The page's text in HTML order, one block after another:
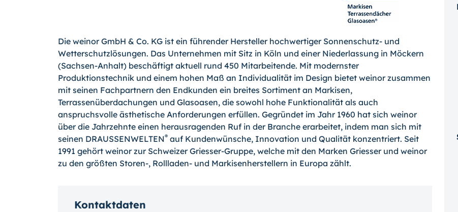
Die weinor GmbH & Co. KG ist ein führender Hersteller hochwertiger Sonnenschutz- und
Wetterschutzlösungen. Das Unternehmen mit Sitz in Köln und einer Niederlassung in Möckern
(Sachsen-Anhalt) beschäftigt aktuell rund 450 Mitarbeitende. Mit modernster
Produktionstechnik und einem hohen Maß an Individualität im Design bietet weinor zusammen
mit seinen Fachpartnern den Endkunden ein breites Sortiment an Markisen,
Terrassenüberdachungen und Glasoasen, die sowohl hohe Funktionalität als auch
anspruchsvolle ästhetische Anforderungen erfüllen. Gegründet im Jahr 1960 hat sich weinor
über die Jahrzehnte einen herausragenden Ruf in der Branche erarbeitet, indem man sich mit
seinen DRAUSSENWELTEN® auf Kundenwünsche, Innovation und Qualität konzentriert. Seit
1991 gehört weinor zur Schweizer Griesser-Gruppe, welche mit den Marken Griesser und weinor
zu den größten Storen-, Rollladen- und Markisenherstellern in Europa zählt.
Kontaktdaten